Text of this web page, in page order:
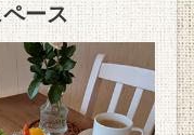
ース